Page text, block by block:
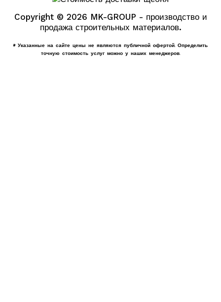
Copyright © 2026 MK-GROUP - производство и
продажа строительных материалов.
* Указанные на сайте цены не являются публичной офертой. Определить
точную стоимость услуг можно у наших менеджеров.